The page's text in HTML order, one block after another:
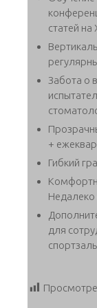
статей на
Забота о
+
Гибкий
Недалеко
для